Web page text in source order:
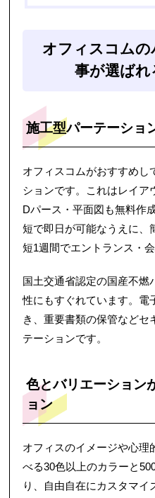
オフィスコム
事が選ばれ
施工型パーテーショ
オフィスコムがおすすめし
ションです。これはレイア
Dパース・平面図も無料作
短で即日が可能なうえに、
短1週間でエントランス・
国土交通省認定の国産不燃
性にもすぐれています。電
き、重要書類の保管などセ
テーションです。
色とバリエーション
ョン
オフィスのイメージや心理
べる30色以上のカラーと
り、自由自在にカスタマ